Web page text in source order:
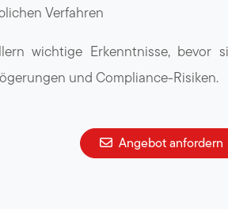
Verfahren
wichtige Erkenntnisse,
und Compliance-Risiken.
Angebot anfordern